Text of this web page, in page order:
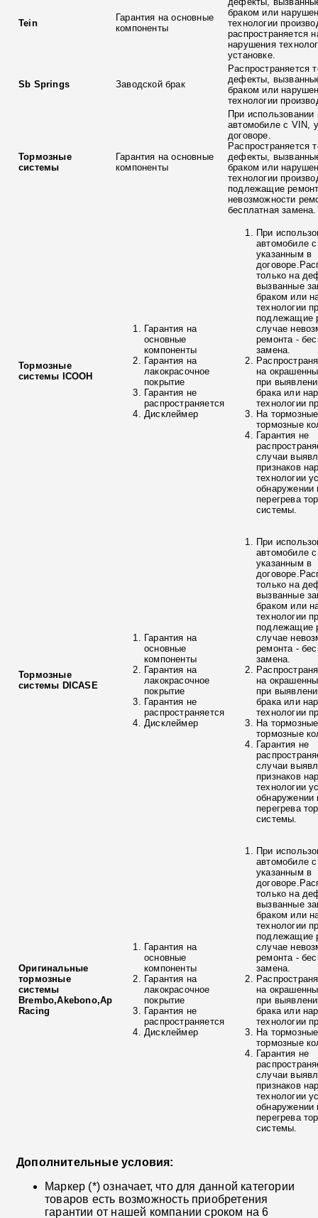
Tein
Гарантия на основные
компоненты
браком или
технологии
распространяется
нарушения
установке.
Sb Springs Заводской брак
Распространяется
дефекты,
браком или
технологии
Тормозные
системы
Гарантия на основные
компоненты
При использовании
автомобиле с VIN,
договоре.
Распространяется
дефекты,
браком или
технологии
подлежащие
невозможности
бесплатная замена.
Тормозные
системы ICOOH
Гарантия на
основные
компоненты
Гарантия на
лакокрасочное
покрытие
Гарантия не
распространяется
Дисклеймер
При
автомобиле
указанным в
только на
вызванные
браком или
технологии
подлежащие
случае
ремонта -
замена.
на
при
брака или
технологии
На
тормозные
Гарантия не
случаи
признаков
технологии
обнаружении
перегрева
системы.
Тормозные
системы DICASE
Гарантия на
основные
компоненты
Гарантия на
лакокрасочное
покрытие
Гарантия не
распространяется
Дисклеймер
При
автомобиле
указанным в
только на
вызванные
браком или
технологии
подлежащие
случае
ремонта -
замена.
на
при
брака или
технологии
На
тормозные
Гарантия не
случаи
признаков
технологии
обнаружении
перегрева
системы.
Оригинальные
тормозные
системы
Brembo,Akebono,Ap
Racing
Гарантия на
основные
компоненты
Гарантия на
лакокрасочное
покрытие
Гарантия не
распространяется
Дисклеймер
При
автомобиле
указанным в
только на
вызванные
браком или
технологии
подлежащие
случае
ремонта -
замена.
на
при
брака или
технологии
На
тормозные
Гарантия не
случаи
признаков
технологии
обнаружении
перегрева
системы.
Дополнительные условия:
Маркер (*) означает, что для данной категории
товаров есть возможность приобретения
гарантии от нашей компании сроком на 6